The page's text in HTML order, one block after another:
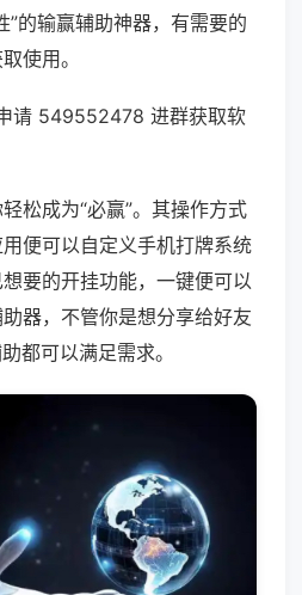
”的输赢辅助神器，有需要的
使用。
请 549552478 进群获取软
松成为“必赢”。其操作方式
便可以自定义手机打牌系统
要的开挂功能，一键便可以
器，不管你是想分享给好友
都可以满足需求。